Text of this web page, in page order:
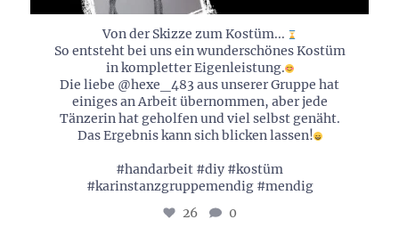
Von der Skizze zum Kostüm...
So entsteht bei uns ein wunderschönes Kostüm
in kompletter Eigenleistung.
Die liebe @hexe_483 aus unserer Gruppe hat
einiges an Arbeit übernommen, aber jede
Tänzerin hat geholfen und viel selbst genäht.
Das Ergebnis kann sich blicken lassen!
#handarbeit #diy #kostüm
#karinstanzgruppemendig #mendig
26
0